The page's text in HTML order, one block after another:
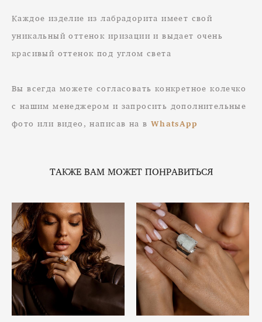
Каждое изделие из лабрадорита имеет свой
уникальный оттенок иризации и выдает очень
красивый оттенок под углом света
Вы всегда можете согласовать конкретное колечко
с нашим менеджером и запросить дополнительные
фото или видео, написав на в WhatsApp
ТАКЖЕ ВАМ МОЖЕТ ПОНРАВИТЬСЯ